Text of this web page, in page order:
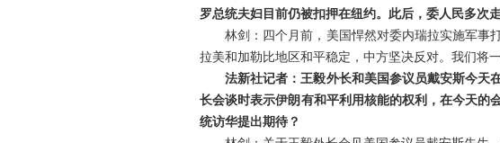
罗总统夫妇目前仍被扣押在纽约。此后，委人民多次
林剑：四个月前，美国悍然对委内瑞拉实施军事
拉美和加勒比地区和平稳定，中方坚决反对。我们将
法新社记者：王毅外长和美国参议员戴安斯今天
长会谈时表示伊朗有和平利用核能的权利，在今天的
统访华提出期待？